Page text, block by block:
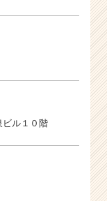
ビル１０階